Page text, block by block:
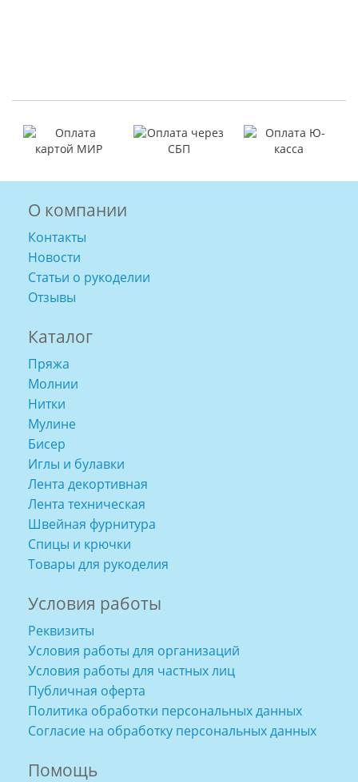
О компании
Контакты
Новости
Статьи о рукоделии
Отзывы
Каталог
Пряжа
Молнии
Нитки
Мулине
Бисер
Иглы и булавки
Лента декортивная
Лента техническая
Швейная фурнитура
Спицы и крючки
Товары для рукоделия
Условия работы
Реквизиты
Условия работы для организаций
Условия работы для частных лиц
Публичная оферта
Политика обработки персональных данных
Согласие на обработку персональных данных
Помощь